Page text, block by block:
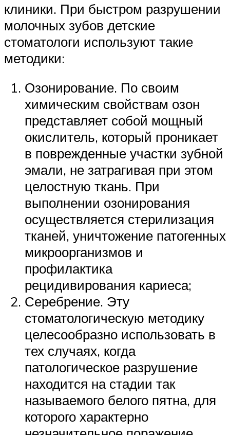
клиники. При быстром разрушении
молочных зубов детские
стоматологи используют такие
методики:
Озонирование. По своим
химическим свойствам озон
представляет собой мощный
окислитель, который проникает
в поврежденные участки зубной
эмали, не затрагивая при этом
целостную ткань. При
выполнении озонирования
осуществляется стерилизация
тканей, уничтожение патогенных
микроорганизмов и
профилактика
рецидивирования кариеса;
Серебрение. Эту
стоматологическую методику
целесообразно использовать в
тех случаях, когда
патологическое разрушение
находится на стадии так
называемого белого пятна, для
которого характерно